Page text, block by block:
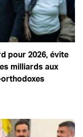
pour 2026, évite
milliards aux